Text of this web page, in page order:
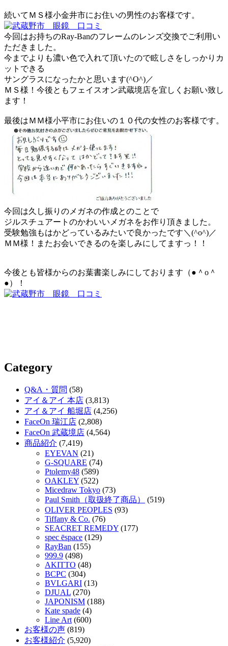
続いてＭＳ様小金井市にお住いの男性のお客様です。
今回はお持ちのRay‐Banのフレームのレンズ交換でご利用い
ただきました。
今までよりも濃い色で入れて頂いたので眩しさをしっかりカ
ットできる
サングラスになったかと思います(^O^)／
ＭＳ様！今後ともフェイスオン武蔵境店を宜しくお願い致し
ます！
最後はＭＭ様小平市にお住いの１０代の女性のお客様です。
今回は久し振りのメガネの作成とのことで
ジルスチュアートのかわいいメガネをお作り頂きました。
受験勉強もはかどっているみたいで良かったです＼(^o^)／
ＭＭ様！またお会いできるのを楽しみにしてますっ！！
今後とも皆様からのお葉書楽しみにしております（●＾o＾
●）！
Category
Q&A・質問 (58)
アイ＆アイ 本店 (3,813)
アイ＆アイ 船堀店 (4,256)
FaceOn 瑞江店 (2,808)
FaceOn 武蔵境店 (4,564)
商品紹介 (7,419)
EYEVAN (21)
G-SQUARE (74)
Ptolemy48 (589)
OAKLEY (522)
Micedraw Tokyo (73)
Paul Smith（取扱終了商品）
(519)
OLIVER PEOPLES (93)
Tiffany & Co. (76)
SEACRET REMEDY (177)
spec ēspace (129)
RayBan (155)
999.9 (498)
AKITTO (48)
BCPC (304)
BVLGARI (13)
DJUAL (270)
JAPONISM (188)
Kate spade (4)
Line Art (600)
お客様の声 (819)
お客様紹介 (5,920)